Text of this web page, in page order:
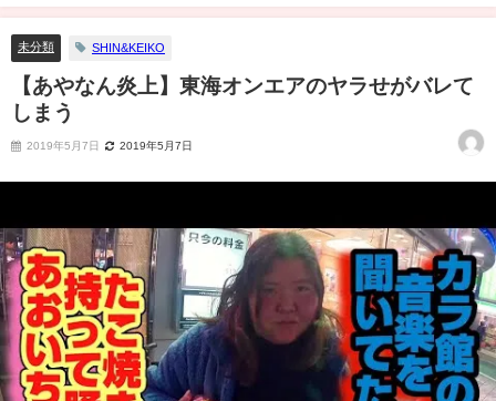
未分類 SHIN&KEIKO
【あやなん炎上】東海オンエアのヤラせがバレて
しまう
2019年5月7日 2019年5月7日